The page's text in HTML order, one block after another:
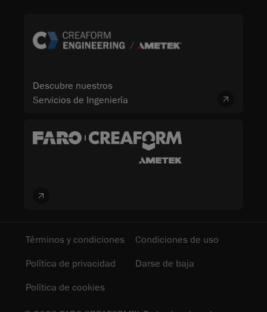
Descubre nuestros
Servicios de Ingeniería
Términos y condiciones
Condiciones de uso
Política de privacidad
Darse de baja
Política de cookies